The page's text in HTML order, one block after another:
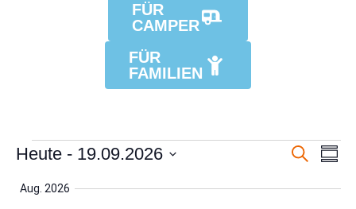
FÜR
CAMPER
FÜR
FAMILIEN
Suche
Suche
Heute - 19.09.2026
auswählen.
Aug. 2026